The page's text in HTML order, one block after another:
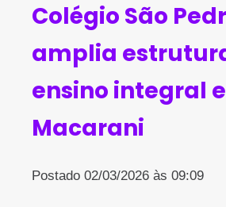
Colégio São
amplia
ensino integral
Macarani
Postado 02/03/2026 às 09:09